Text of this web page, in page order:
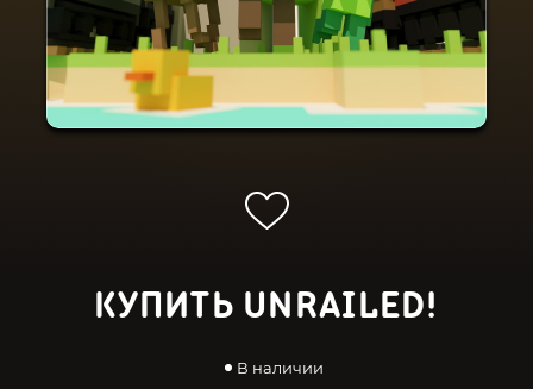
КУПИТЬ UNRAILED!
В наличии